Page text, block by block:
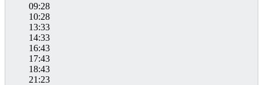
09:28
10:28
13:33
14:33
16:43
17:43
18:43
21:23